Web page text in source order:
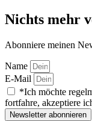
Nichts mehr
Abonniere meinen
Name
E-Mail
*Ich möchte
fortfahre, akzeptiere
Newsletter abonnieren